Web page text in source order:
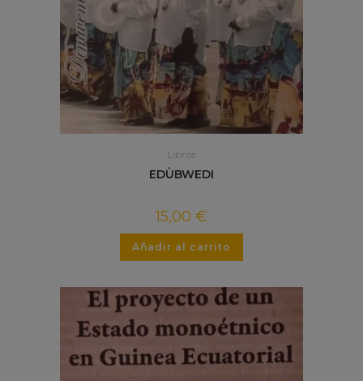
Libros
EDÙBWEDI
15,00 €
Añadir al carrito